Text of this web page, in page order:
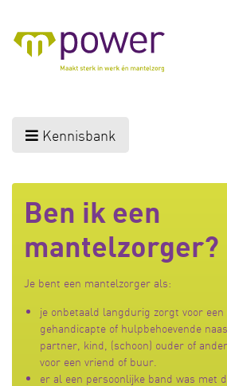
Kennisbank
Ben ik een
mantelzorger?
Je bent een mantelzorger als:
je onbetaald langdurig zorgt voor een
gehandicapte of hulpbehoevende
partner, kind, (schoon) ouder of
voor een vriend of buur.
er al een persoonlijke band was met